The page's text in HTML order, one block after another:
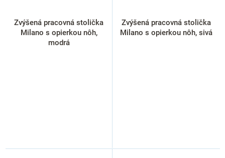
Zvýšená pracovná stolička
Milano s opierkou nôh,
modrá
Zvýšená pracovná stolička
Milano s opierkou nôh, sivá